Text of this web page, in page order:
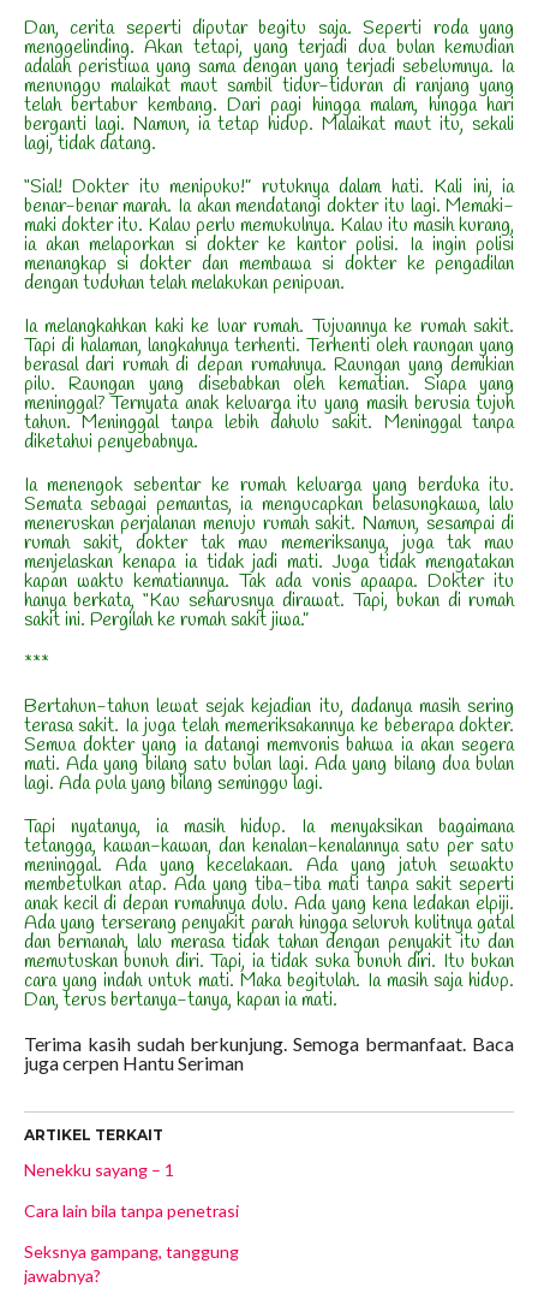
Dan, cerita seperti diputar begitu saja. Seperti roda yang
menggelinding. Akan tetapi, yang terjadi dua bulan kemudian
adalah peristiwa yang sama dengan yang terjadi sebelumnya. Ia
menunggu malaikat maut sambil tidur-tiduran di ranjang yang
telah bertabur kembang. Dari pagi hingga malam, hingga hari
berganti lagi. Namun, ia tetap hidup. Malaikat maut itu, sekali
lagi, tidak datang.
“Sial! Dokter itu menipuku!” rutuknya dalam hati. Kali ini, ia
benar-benar marah. Ia akan mendatangi dokter itu lagi. Memaki-
maki dokter itu. Kalau perlu memukulnya. Kalau itu masih kurang,
ia akan melaporkan si dokter ke kantor polisi. Ia ingin polisi
menangkap si dokter dan membawa si dokter ke pengadilan
dengan tuduhan telah melakukan penipuan.
Ia melangkahkan kaki ke luar rumah. Tujuannya ke rumah sakit.
Tapi di halaman, langkahnya terhenti. Terhenti oleh raungan yang
berasal dari rumah di depan rumahnya. Raungan yang demikian
pilu. Raungan yang disebabkan oleh kematian. Siapa yang
meninggal? Ternyata anak keluarga itu yang masih berusia tujuh
tahun. Meninggal tanpa lebih dahulu sakit. Meninggal tanpa
diketahui penyebabnya.
Ia menengok sebentar ke rumah keluarga yang berduka itu.
Semata sebagai pemantas, ia mengucapkan belasungkawa, lalu
meneruskan perjalanan menuju rumah sakit. Namun, sesampai di
rumah sakit, dokter tak mau memeriksanya, juga tak mau
menjelaskan kenapa ia tidak jadi mati. Juga tidak mengatakan
kapan waktu kematiannya. Tak ada vonis apaapa. Dokter itu
hanya berkata, “Kau seharusnya dirawat. Tapi, bukan di rumah
sakit ini. Pergilah ke rumah sakit jiwa.”
***
Bertahun-tahun lewat sejak kejadian itu, dadanya masih sering
terasa sakit. Ia juga telah memeriksakannya ke beberapa dokter.
Semua dokter yang ia datangi memvonis bahwa ia akan segera
mati. Ada yang bilang satu bulan lagi. Ada yang bilang dua bulan
lagi. Ada pula yang bilang seminggu lagi.
Tapi nyatanya, ia masih hidup. Ia menyaksikan bagaimana
tetangga, kawan-kawan, dan kenalan-kenalannya satu per satu
meninggal. Ada yang kecelakaan. Ada yang jatuh sewaktu
membetulkan atap. Ada yang tiba-tiba mati tanpa sakit seperti
anak kecil di depan rumahnya dulu. Ada yang kena ledakan elpiji.
Ada yang terserang penyakit parah hingga seluruh kulitnya gatal
dan bernanah, lalu merasa tidak tahan dengan penyakit itu dan
memutuskan bunuh diri. Tapi, ia tidak suka bunuh diri. Itu bukan
cara yang indah untuk mati. Maka begitulah. Ia masih saja hidup.
Dan, terus bertanya-tanya, kapan ia mati.
Terima kasih sudah berkunjung. Semoga bermanfaat. Baca
juga cerpen Hantu Seriman
ARTIKEL TERKAIT
Nenekku sayang – 1
Cara lain bila tanpa penetrasi
Seksnya gampang, tanggung
jawabnya?